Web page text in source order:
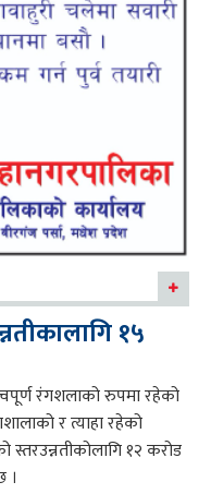
१५
रंगशलाको रुपमा रहेको
र त्याहा रहेको
स्तरउन्नतीकोलागि १२ करोड
।